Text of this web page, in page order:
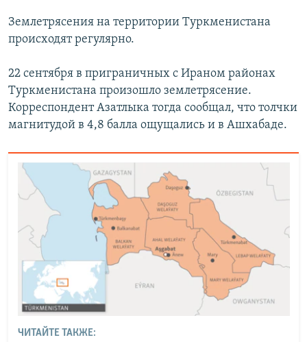
Землетрясения на территории Туркменистана
происходят регулярно.
22 сентября в приграничных с Ираном районах
Туркменистана произошло землетрясение.
Корреспондент Азатлыка тогда сообщал, что толчки
магнитудой в 4,8 балла ощущались и в Ашхабаде.
ЧИТАЙТЕ ТАКЖЕ: